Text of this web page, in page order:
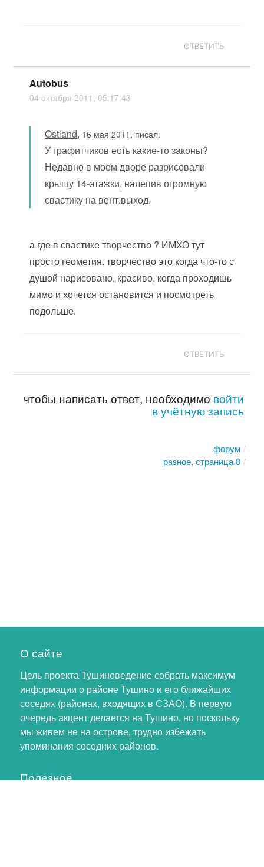
ОТВЕТИТЬ
Autobus
04 октября 2011, 05:17:43
Ostland, 16 мая 2011, писал:
У графитчиков есть какие-то законы?
Недавно в моем дворе разрисовали
крышу 14-этажки, налепив огромную
свастику на вент.выход.
а где в свастике творчество ? ИМХО тут
просто геометия. творчество это когда что-то с
душой нарисовано, красиво, когда проходишь
мимо и хочется остановится и посмотреть
подольше.
ОТВЕТИТЬ
чтобы написать ответ, необходимо войти
в учётную запись
форум
разное, страница 8
О сайте
Цель проекта Тушиноведение собрать максимум
информации о районе Тушино и его ближайших
соседях (районах, входящих в СЗАО). В первую
очередь акцент делается на Тушино, но поскольку
мы живем не на острове, трудно избежать
упоминания соседних районов.
Полезное